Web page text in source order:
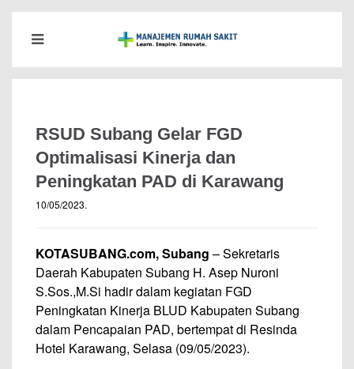
RSUD Subang Gelar FGD
Optimalisasi Kinerja dan
Peningkatan PAD di Karawang
10/05/2023.
KOTASUBANG.com, Subang – Sekretaris
Daerah Kabupaten Subang H. Asep Nuroni
S.Sos.,M.Si hadir dalam kegiatan FGD
Peningkatan Kinerja BLUD Kabupaten Subang
dalam Pencapaian PAD, bertempat di Resinda
Hotel Karawang, Selasa (09/05/2023).